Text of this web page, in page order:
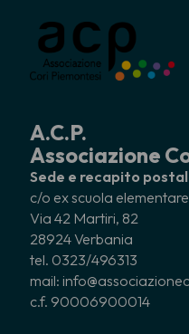
A.C.P.
Associazione
Sede e recapito
c/o ex scuola
Via 42 Martiri, 82
28924 Verbania
tel. 0323/496313
mail:
c.f. 90006900014